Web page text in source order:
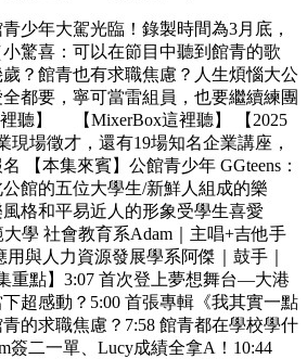
少年大駕光臨！錄製時間為3月底，
驚喜：可以在節目中聽到館青的歌
？館青也有求職焦慮？人生煩惱大公
都要，寧可當雷組員，也要繼續練團
裡聽】 【MixerBox這裡聽】 【2025
現場徵才，還有19場知名企業講座，
【本集來賓】公館青少年 GGteens：
館的五位大學生/新鮮人組成的樂
格和平易近人的形象受學生喜愛
學 社會教育系Adam｜主唱+吉他手
用與人力資源發展學系阿傑｜鼓手｜
重點】3:07 首次登上夢想舞台—大港
超感動？5:00 首張專輯《我其實一點
的求職焦慮？7:58 館青都在學校學什
簽二一單、Lucy成績全拿A！10:44